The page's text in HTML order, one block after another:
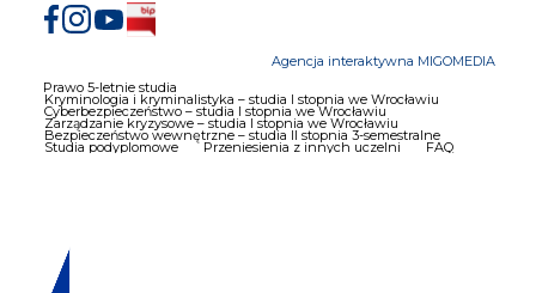
Agencja interaktywna MIGOMEDIA
Prawo 5-letnie studia
Kryminologia i kryminalistyka – studia I stopnia we Wrocławiu
Cyberbezpieczeństwo – studia I stopnia we Wrocławiu
Zarządzanie kryzysowe – studia I stopnia we Wrocławiu
Bezpieczeństwo wewnętrzne – studia II stopnia 3-semestralne
Studia podyplomowe Przeniesienia z innych uczelni FAQ